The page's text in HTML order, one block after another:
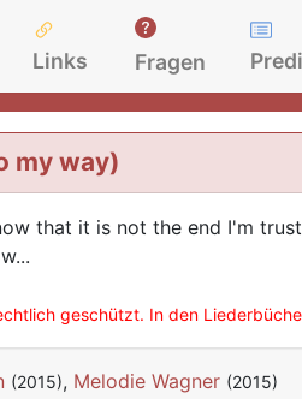
Links Fragen
my way)
that it is not the end I'm
geschützt. In den
(2015), Melodie Wagner (2015)